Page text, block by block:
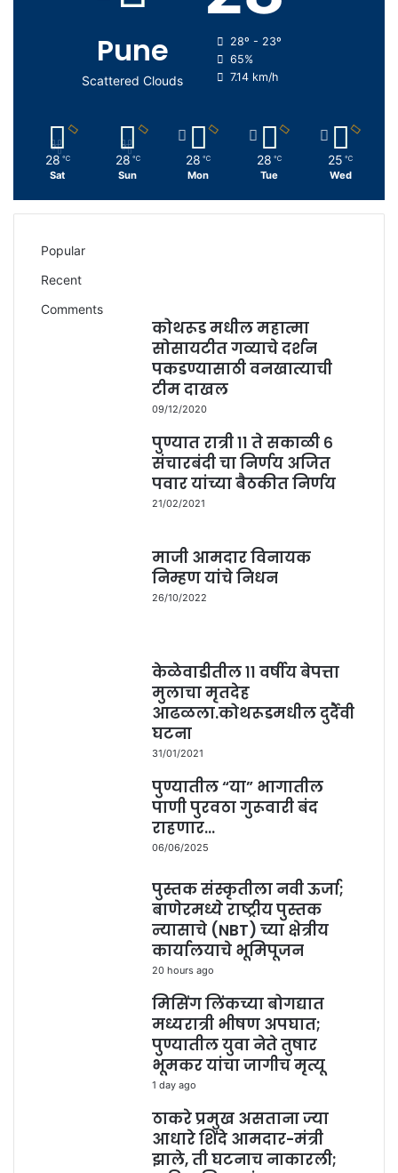
Pune
Scattered Clouds
28º - 23º
65%
7.14 km/h
28 ℃
Sat
28 ℃
Sun
28 ℃
Mon
28 ℃
Tue
25 ℃
Wed
Popular
Recent
Comments
कोथरूड मधील महात्मा
सोसायटीत गव्याचे दर्शन
पकडण्यासाठी वनखात्याची
टीम दाखल
09/12/2020
पुण्यात रात्री ११ ते सकाळी ६
संचारबंदी चा निर्णय अजित
पवार यांच्या बैठकीत निर्णय
21/02/2021
माजी आमदार विनायक
निम्हण यांचे निधन
26/10/2022
केळेवाडीतील ११ वर्षीय बेपत्ता
मुलाचा मृतदेह
आढळला.कोथरूडमधील दुर्दैवी
घटना
31/01/2021
पुण्यातील “या” भागातील
पाणी पुरवठा गुरूवारी बंद
राहणार…
06/06/2025
पुस्तक संस्कृतीला नवी ऊर्जा;
बाणेरमध्ये राष्ट्रीय पुस्तक
न्यासाचे (NBT) च्या क्षेत्रीय
कार्यालयाचे भूमिपूजन
20 hours ago
मिसिंग लिंकच्या बोगद्यात
मध्यरात्री भीषण अपघात;
पुण्यातील युवा नेते तुषार
भूमकर यांचा जागीच मृत्यू
1 day ago
ठाकरे प्रमुख असताना ज्या
आधारे शिंदे आमदार-मंत्री
झाले, ती घटनाच नाकारली;